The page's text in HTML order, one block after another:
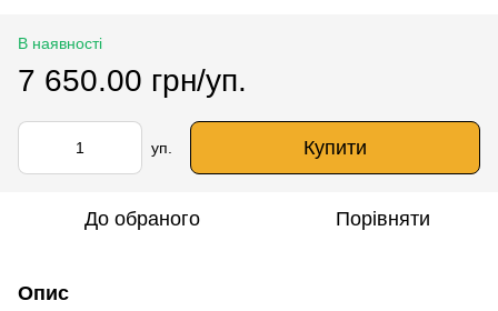
В наявності
7 650.00 грн/уп.
уп. Купити
До обраного Порівняти
Опис